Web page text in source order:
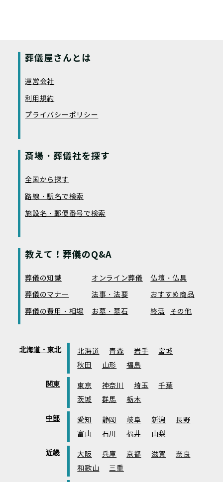
葬儀屋さんとは
運営会社
利用規約
プライバシーポリシー
斎場・葬儀社を探す
全国から探す
路線・駅名で検索
施設名・郵便番号で検索
教えて！葬儀のQ&A
葬儀の知識 オンライン葬儀
仏壇・仏具
葬儀のマナー
法事・法要
おすすめ商品
葬儀の費用・相場
お墓・墓石 終活 その他
北海道・東北 北海道 青森 岩手
宮城
秋田
山形 福島
関東 東京 神奈川 埼玉
千葉
茨城
群馬 栃木
中部 愛知 静岡 岐阜 新潟
長野
富山
石川 福井 山梨
近畿 大阪 兵庫 京都 滋賀
奈良
和歌山
三重